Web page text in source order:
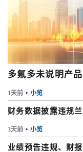
多氟多未说明产
1天前 • 小览
财务数据披露违规
3天前 • 小览
业绩预告违规、财